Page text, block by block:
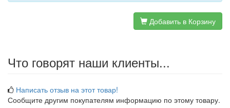
Добавить в Корзину
Что говорят наши клиенты...
Написать отзыв на этот товар!
Сообщите другим покупателям информацию по этому товару.